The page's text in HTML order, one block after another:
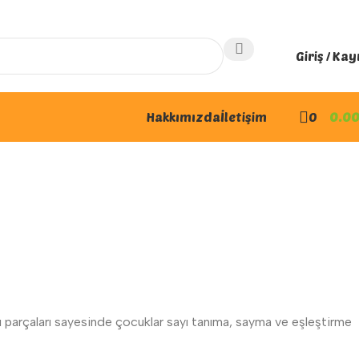
Giriş /
Hakkımızdaİletişim 0 0.00
sayesinde çocuklar sayı tanıma, sayma ve eşleştirme